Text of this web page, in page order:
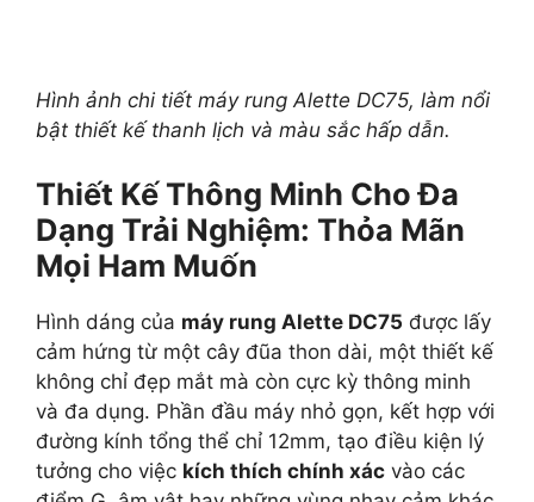
Hình ảnh chi tiết máy rung Alette DC75, làm nổi
bật thiết kế thanh lịch và màu sắc hấp dẫn.
Thiết Kế Thông Minh Cho Đa
Dạng Trải Nghiệm: Thỏa Mãn
Mọi Ham Muốn
Hình dáng của máy rung Alette DC75 được lấy
cảm hứng từ một cây đũa thon dài, một thiết kế
không chỉ đẹp mắt mà còn cực kỳ thông minh
và đa dụng. Phần đầu máy nhỏ gọn, kết hợp với
đường kính tổng thể chỉ 12mm, tạo điều kiện lý
tưởng cho việc kích thích chính xác vào các